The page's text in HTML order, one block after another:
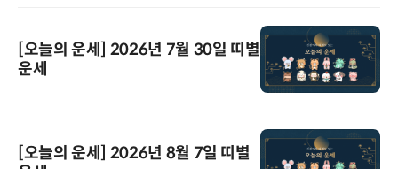
[오늘의 운세] 2026년 7월 30일 띠별
운세
[오늘의 운세] 2026년 8월 7일 띠별